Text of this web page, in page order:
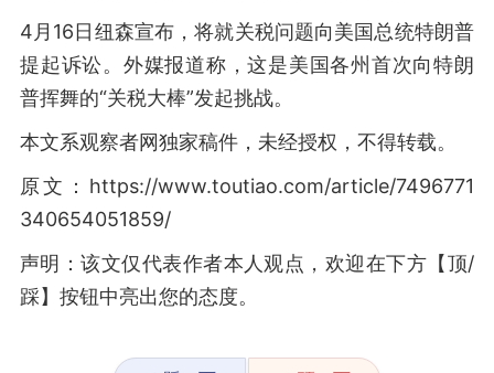
4月16日纽森宣布，将就关税问题向美国总统特朗普
提起诉讼。外媒报道称，这是美国各州首次向特朗
普挥舞的“关税大棒”发起挑战。
本文系观察者网独家稿件，未经授权，不得转载。
原文：https://www.toutiao.com/article/7496771
340654051859/
声明：该文仅代表作者本人观点，欢迎在下方【顶/
踩】按钮中亮出您的态度。